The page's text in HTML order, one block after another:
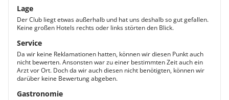
Lage
Der Club liegt etwas außerhalb und hat uns deshalb so gut gefallen.
Keine großen Hotels rechts oder links störten den Blick.
Service
Da wir keine Reklamationen hatten, können wir diesen Punkt auch
nicht bewerten. Ansonsten war zu einer bestimmten Zeit auch ein
Arzt vor Ort. Doch da wir auch diesen nicht benötigten, können wir
darüber keine Bewertung abgeben.
Gastronomie